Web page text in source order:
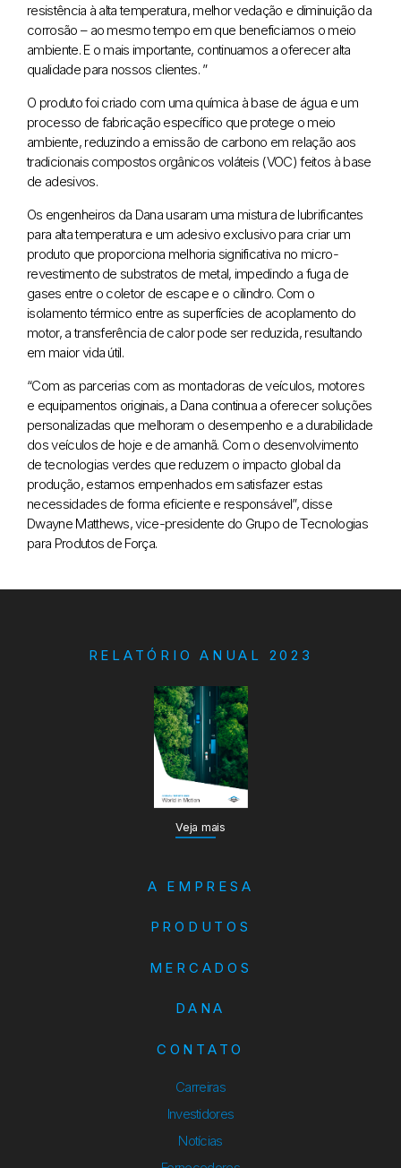
resistência à alta temperatura, melhor vedação e diminuição da
corrosão – ao mesmo tempo em que beneficiamos o meio
ambiente. E o mais importante, continuamos a oferecer alta
qualidade para nossos clientes. ”
O produto foi criado com uma química à base de água e um
processo de fabricação específico que protege o meio
ambiente, reduzindo a emissão de carbono em relação aos
tradicionais compostos orgânicos voláteis (VOC) feitos à base
de adesivos.
Os engenheiros da Dana usaram uma mistura de lubrificantes
para alta temperatura e um adesivo exclusivo para criar um
produto que proporciona melhoria significativa no micro-
revestimento de substratos de metal, impedindo a fuga de
gases entre o coletor de escape e o cilindro. Com o
isolamento térmico entre as superfícies de acoplamento do
motor, a transferência de calor pode ser reduzida, resultando
em maior vida útil.
“Com as parcerias com as montadoras de veículos, motores
e equipamentos originais, a Dana continua a oferecer soluções
personalizadas que melhoram o desempenho e a durabilidade
dos veículos de hoje e de amanhã. Com o desenvolvimento
de tecnologias verdes que reduzem o impacto global da
produção, estamos empenhados em satisfazer estas
necessidades de forma eficiente e responsável”, disse
Dwayne Matthews, vice-presidente do Grupo de Tecnologias
para Produtos de Força.
RELATÓRIO ANUAL 2023
Veja mais
A EMPRESA
PRODUTOS
MERCADOS
DANA
CONTATO
Carreiras
Investidores
Notícias